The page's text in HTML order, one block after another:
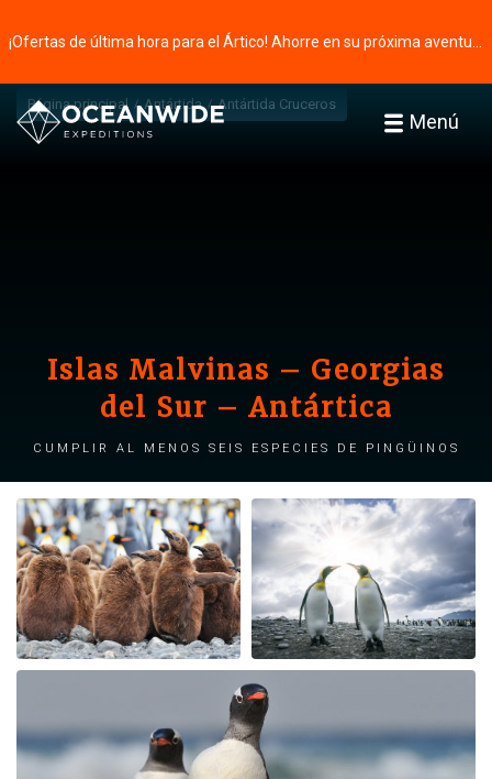
Menú
Página principal Antártida Antártida Cruceros
Islas Malvinas – Georgias
del Sur – Antártica
Cumplir al menos seis especies de pingüinos